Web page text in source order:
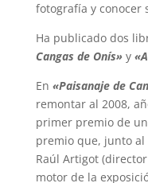
fotografía y conocer
Ha publicado dos
Cangas de Onís»y
En «Paisanaje de
remontar al 2008,
primer premio de
premio que, junto al
Raúl Artigot
motor de la